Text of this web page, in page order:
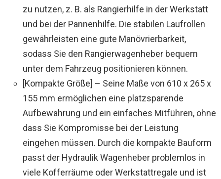
zu nutzen, z. B. als Rangierhilfe in der Werkstatt
und bei der Pannenhilfe. Die stabilen Laufrollen
gewährleisten eine gute Manövrierbarkeit,
sodass Sie den Rangierwagenheber bequem
unter dem Fahrzeug positionieren können.
[Kompakte Größe] – Seine Maße von 610 x 265 x
155 mm ermöglichen eine platzsparende
Aufbewahrung und ein einfaches Mitführen, ohne
dass Sie Kompromisse bei der Leistung
eingehen müssen. Durch die kompakte Bauform
passt der Hydraulik Wagenheber problemlos in
viele Kofferräume oder Werkstattregale und ist